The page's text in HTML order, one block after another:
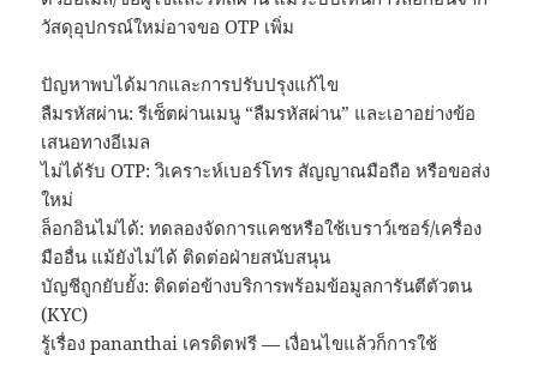
วัสดุอุปกรณ์ใหม่อาจขอ OTP เพิ่ม
ปัญหาพบได้มากและการปรับปรุงแก้ไข
ลืมรหัสผ่าน: รีเซ็ตผ่านเมนู “ลืมรหัสผ่าน” และเอาอย่างข้อ
เสนอทางอีเมล
ไม่ได้รับ OTP: วิเคราะห์เบอร์โทร สัญญาณมือถือ หรือขอส่ง
ใหม่
ล็อกอินไม่ได้: ทดลองจัดการแคชหรือใช้เบราว์เซอร์/เครื่อง
มืออื่น แม้ยังไม่ได้ ติดต่อฝ่ายสนับสนุน
บัญชีถูกยับยั้ง: ติดต่อข้างบริการพร้อมข้อมูลการันตีตัวตน
(KYC)
รู้เรื่อง pananthai เครดิตฟรี — เงื่อนไขแล้วก็การใช้